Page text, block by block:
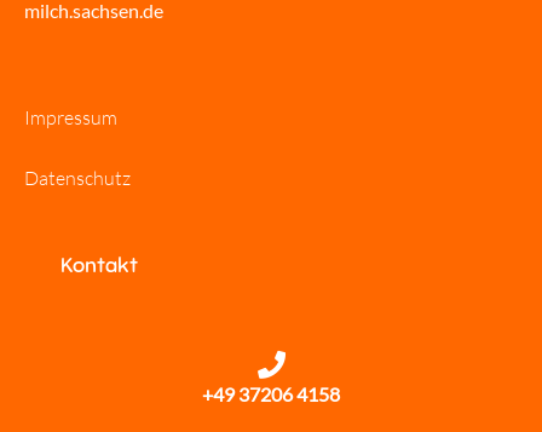
milch.sachsen.de
Impressum
Datenschutz
Kontakt
+49 37206 4158